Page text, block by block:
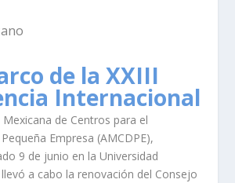
de la XXIII
Internacional
de Centros para el
Empresa (AMCDPE),
9 de junio en la Universidad
a cabo la renovación del Consejo